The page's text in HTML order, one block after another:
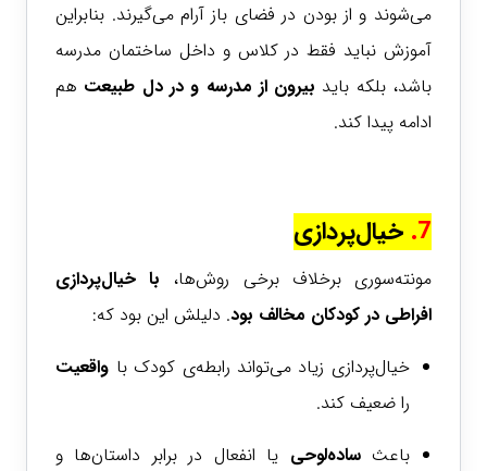
می‌شوند و از بودن در فضای باز آرام می‌گیرند. بنابراین
آموزش نباید فقط در کلاس و داخل ساختمان مدرسه
باشد، بلکه باید بیرون از مدرسه و در دل طبیعت هم
ادامه پیدا کند.
7. خیال‌پردازی
مونته‌سوری برخلاف برخی روش‌ها، با خیال‌پردازی
افراطی در کودکان مخالف بود. دلیلش این بود که:
خیال‌پردازی زیاد می‌تواند رابطه‌ی کودک با واقعیت
را ضعیف کند.
باعثساده‌لوحی یا انفعال در برابر داستان‌ها و